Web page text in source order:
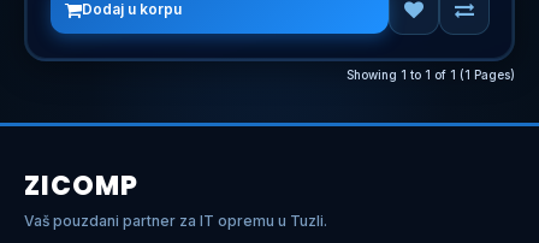
Dodaj u korpu
Showing 1 to 1 of 1 (1 Pages)
ZICOMP
Vaš pouzdani partner za IT opremu u Tuzli.